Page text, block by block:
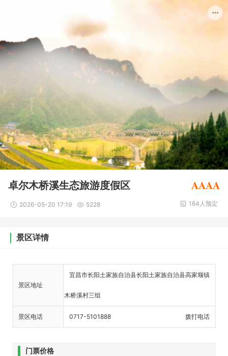
1/5
AAAA
卓尔木桥溪生态旅游度假区
2026-05-20 17:19 5228 164人预定
景区详情
景区地址
宜昌市长阳土家族自治县长阳土家族自治县高家堰镇
木桥溪村三组
景区电话 0717-5101888 拨打电话
门票价格